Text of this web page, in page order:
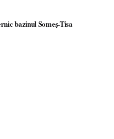
bazinul Someș-Tisa